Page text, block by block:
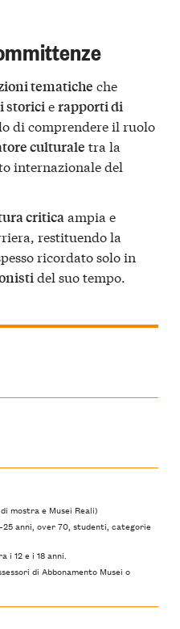
tematiche che
storicierapporti di
di comprendere il ruolo
culturale tra la
internazionale del
criticaampia e
restituendo la
ricordato solo in
del suo tempo.
mostra e Musei Reali)
anni, over 70, studenti, categorie
12 e i 18 anni.
di Abbonamento Musei o